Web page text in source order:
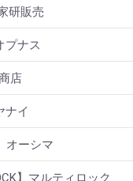
品研販売
キー
プナス
店
品ナイ
ンダー
オーシマ
品 】マルティロック